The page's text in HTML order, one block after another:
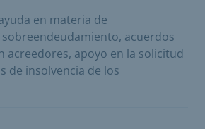
en materia de
acuerdos
acreedores, apoyo en la solicitud
de insolvencia de los